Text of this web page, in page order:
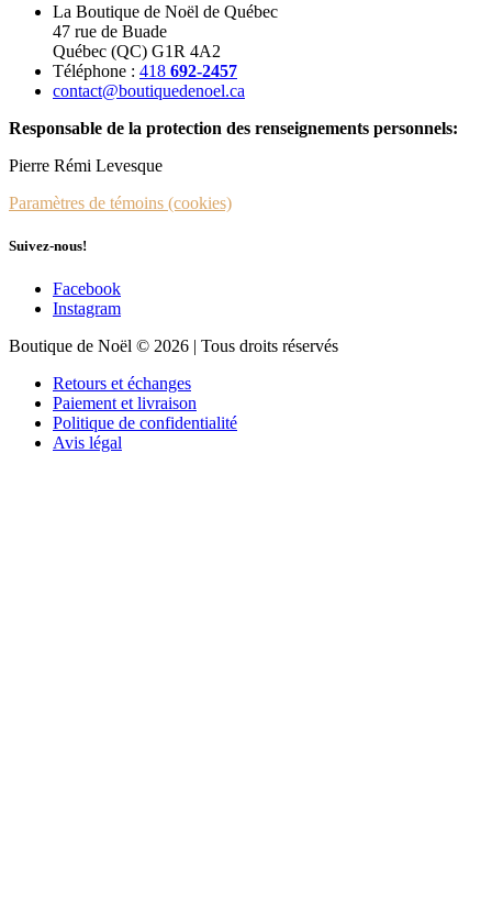
La Boutique de Noël de Québec
47 rue de Buade
Québec (QC) G1R 4A2
Téléphone : 418 692-2457
contact@boutiquedenoel.ca
Responsable de la protection des renseignements personnels:
Pierre Rémi Levesque
Paramètres de témoins (cookies)
Suivez-nous!
Facebook
Instagram
Boutique de Noël © 2026 | Tous droits réservés
Retours et échanges
Paiement et livraison
Politique de confidentialité
Avis légal